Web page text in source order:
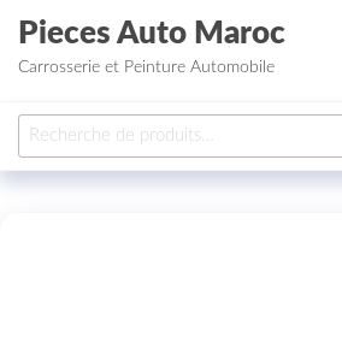
Aller au contenu
Pieces Auto Maroc
Carrosserie et Peinture Automobile
Recherche pour :